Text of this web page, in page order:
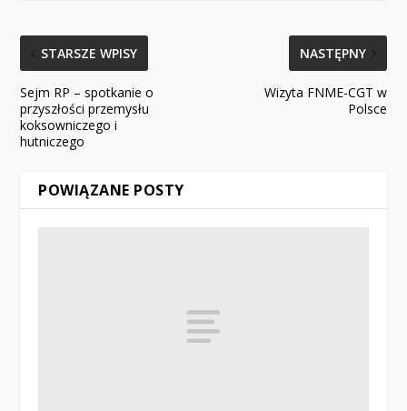
STARSZE WPISY
Sejm RP – spotkanie o
przyszłości przemysłu
koksowniczego i
hutniczego
NASTĘPNY
Wizyta FNME-CGT w
Polsce
POWIĄZANE POSTY